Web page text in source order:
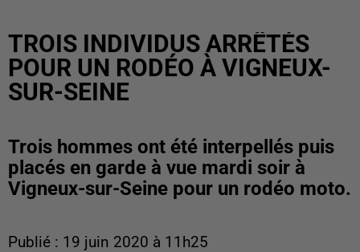
TROIS INDIVIDUS ARRÊTÉS
POUR UN RODÉO À VIGNEUX-
SUR-SEINE
Trois hommes ont été interpellés puis
placés en garde à vue mardi soir à
Vigneux-sur-Seine pour un rodéo moto.
Publié : 19 juin 2020 à 11h25